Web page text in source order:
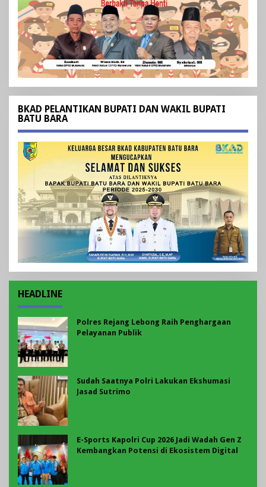
BKAD PELANTIKAN BUPATI DAN WAKIL BUPATI
BATU BARA
HEADLINE
Polres Rejang Lebong Raih Penghargaan
Pelayanan Publik
Sudah Saatnya Polri Lakukan Ekshumasi
Jasad Sutrimo
E-Sports Kapolri Cup 2026 Jadi Wadah Gen Z
Kembangkan Potensi di Ekosistem Digital